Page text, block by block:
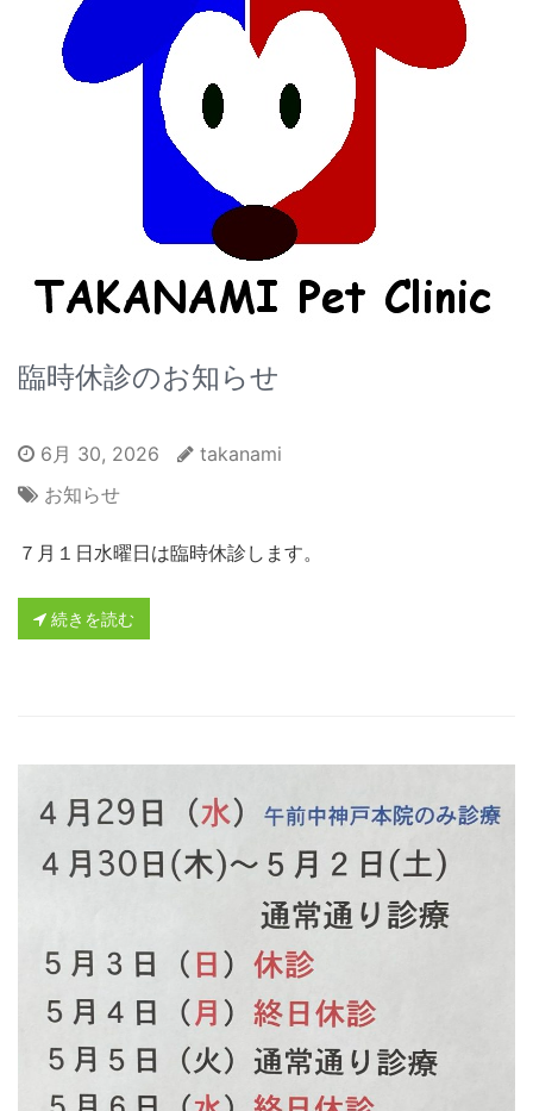
臨時休診のお知らせ
6月 30, 2026
takanami
お知らせ
７月１日水曜日は臨時休診します。
続きを読む